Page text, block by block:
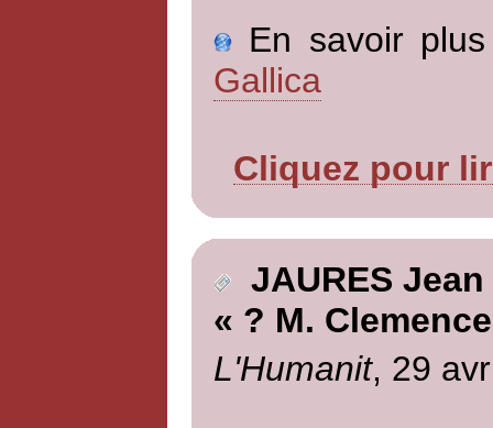
En savoir
Gallica
Cliquez pour
JAURES Jean
« ? M.
L'Humanit, 29